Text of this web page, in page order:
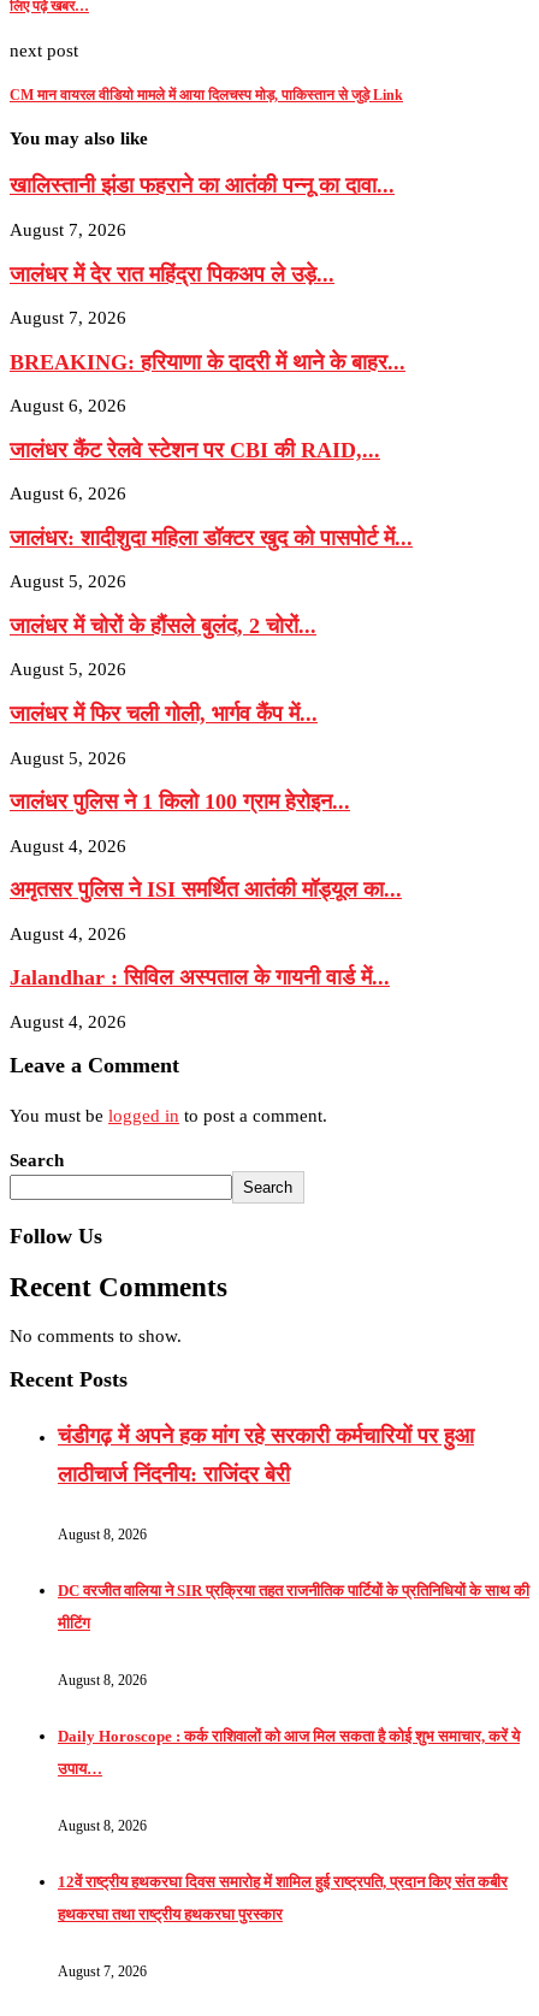
लिए पढ़े खबर…
next post
CM मान वायरल वीडियो मामले में आया दिलचस्प मोड़, पाकिस्तान से जुड़े Link
You may also like
खालिस्तानी झंडा फहराने का आतंकी पन्नू का दावा...
August 7, 2026
जालंधर में देर रात महिंद्रा पिकअप ले उड़े...
August 7, 2026
BREAKING: हरियाणा के दादरी में थाने के बाहर...
August 6, 2026
जालंधर कैंट रेलवे स्टेशन पर CBI की RAID,...
August 6, 2026
जालंधर: शादीशुदा महिला डॉक्टर खुद को पासपोर्ट में...
August 5, 2026
जालंधर में चोरों के हौंसले बुलंद, 2 चोरों...
August 5, 2026
जालंधर में फिर चली गोली, भार्गव कैंप में...
August 5, 2026
जालंधर पुलिस ने 1 किलो 100 ग्राम हेरोइन...
August 4, 2026
अमृतसर पुलिस ने ISI समर्थित आतंकी मॉड्यूल का...
August 4, 2026
Jalandhar : सिविल अस्पताल के गायनी वार्ड में...
August 4, 2026
Leave a Comment
You must be logged in to post a comment.
Search
Search
Follow Us
Recent Comments
No comments to show.
Recent Posts
चंडीगढ़ में अपने हक मांग रहे सरकारी कर्मचारियों पर हुआ
लाठीचार्ज निंदनीय: राजिंदर बेरी
August 8, 2026
DC वरजीत वालिया ने SIR प्रक्रिया तहत राजनीतिक पार्टियों के प्रतिनिधियों के साथ की
मीटिंग
August 8, 2026
Daily Horoscope : कर्क राशिवालों को आज मिल सकता है कोई शुभ समाचार, करें ये
उपाय…
August 8, 2026
12वें राष्ट्रीय हथकरघा दिवस समारोह में शामिल हुई राष्ट्रपति, प्रदान किए संत कबीर
हथकरघा तथा राष्ट्रीय हथकरघा पुरस्कार
August 7, 2026